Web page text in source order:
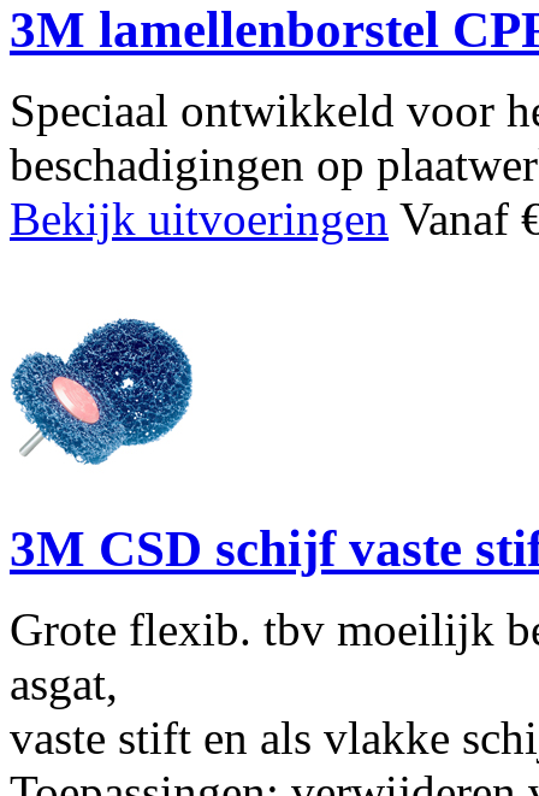
3M lamellenborstel
Speciaal ontwikkeld voor
beschadigingen op
Bekijk uitvoeringen Vanaf
3M CSD schijf vaste
Grote flexib. tbv moeilijk
asgat,
vaste stift en als vlakke